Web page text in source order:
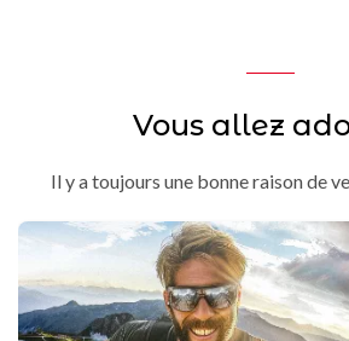
Vous allez
Il y a toujours une bonne raison de